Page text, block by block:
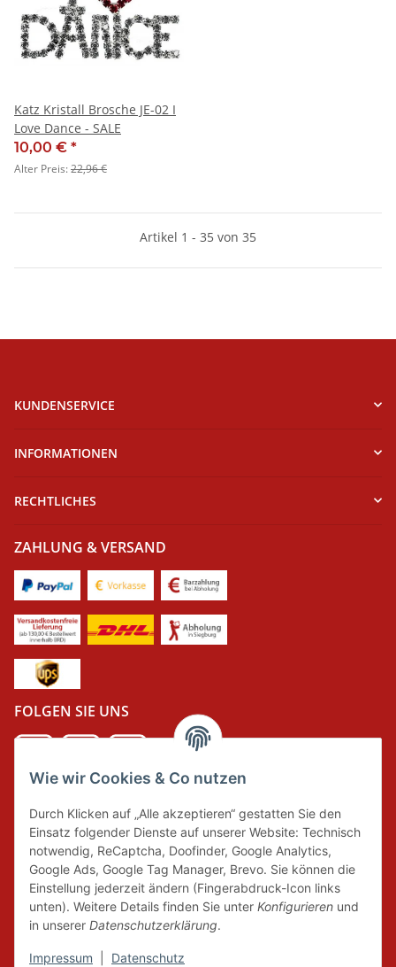
Wie wir Cookies & Co nutzen
Durch Klicken auf „Alle akzeptieren“ gestatten Sie den
Einsatz folgender Dienste auf unserer Website: Technisch
notwendig, ReCaptcha, Doofinder, Google Analytics,
Google Ads, Google Tag Manager, Brevo. Sie können die
Einstellung jederzeit ändern (Fingerabdruck-Icon links
unten). Weitere Details finden Sie unter Konfigurieren und
in unserer Datenschutzerklärung.
Impressum Datenschutz
Katz Kristall Brosche JE-02 I
Love Dance - SALE
10,00 € *
Alter Preis:22,96 €
Artikel 1 - 35 von 35
KUNDENSERVICE
INFORMATIONEN
RECHTLICHES
ZAHLUNG & VERSAND
FOLGEN SIE UNS
Wir tragen Verantwortung und erfüllen unsere
Pflichten zur Systembeteiligung nach dem
Verpackungsgesetz.
FAIRCOMMERCE